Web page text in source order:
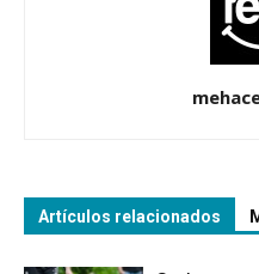
Artículos relacionados